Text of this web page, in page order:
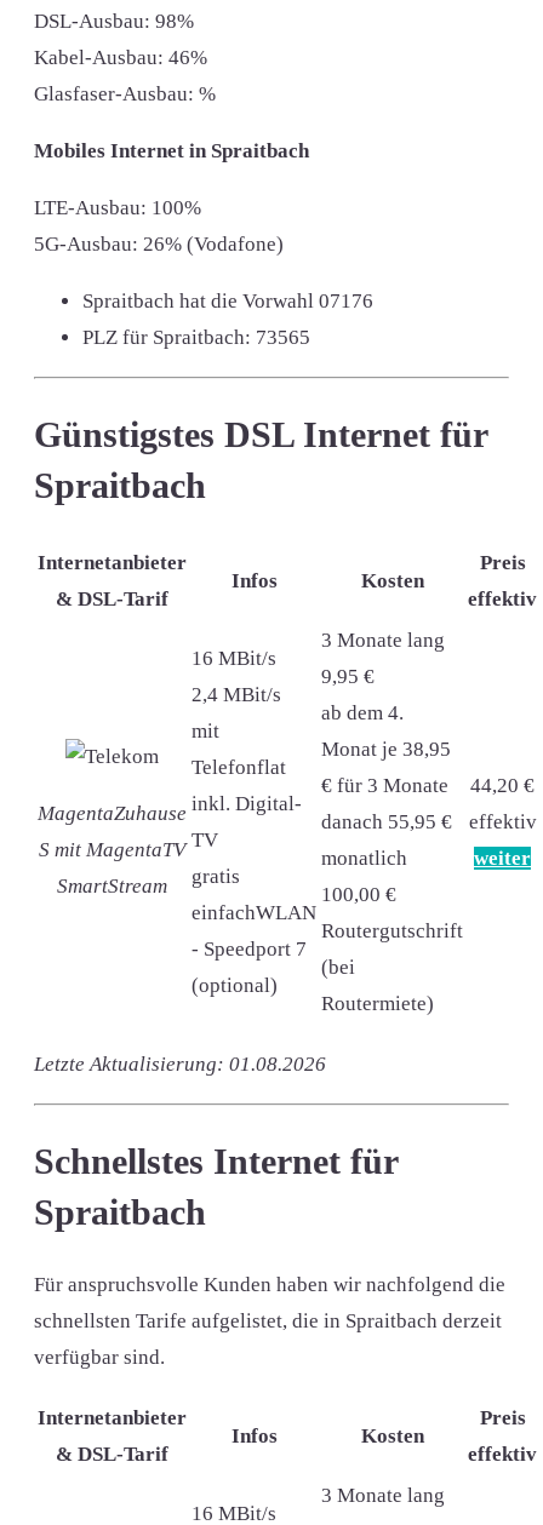
DSL-Ausbau: 98%
Kabel-Ausbau: 46%
Glasfaser-Ausbau: %
Mobiles Internet in Spraitbach
LTE-Ausbau: 100%
5G-Ausbau: 26% (Vodafone)
Spraitbach hat die Vorwahl 07176
PLZ für Spraitbach: 73565
Günstigstes DSL Internet für
Spraitbach
Internetanbieter
& DSL-Tarif
Infos Kosten
Preis
effektiv
MagentaZuhause
S mit MagentaTV
SmartStream
16 MBit/s
2,4 MBit/s
mit
Telefonflat
inkl. Digital-
TV
gratis
einfachWLAN
- Speedport 7
(optional)
3 Monate lang
9,95 €
ab dem 4.
Monat je 38,95
€ für 3 Monate
danach 55,95 €
monatlich
100,00 €
Routergutschrift
(bei
Routermiete)
44,20 €
effektiv
weiter
Letzte Aktualisierung: 01.08.2026
Schnellstes Internet für
Spraitbach
Für anspruchsvolle Kunden haben wir nachfolgend die
schnellsten Tarife aufgelistet, die in Spraitbach derzeit
verfügbar sind.
Internetanbieter
& DSL-Tarif
Infos Kosten
Preis
effektiv
16 MBit/s
3 Monate lang